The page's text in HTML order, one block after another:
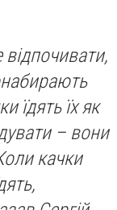
їдять їх як
– вони
качки